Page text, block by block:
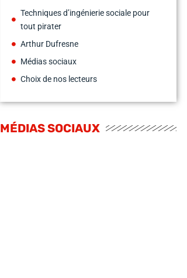
Techniques d’ingénierie sociale pour
tout pirater
Arthur Dufresne
Médias sociaux
Choix de nos lecteurs
MÉDIAS SOCIAUX